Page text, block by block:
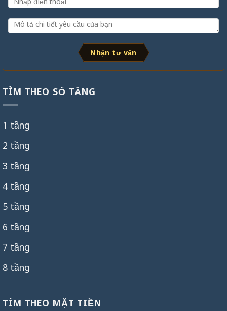
Nhận tư vấn
TÌM THEO SỐ TẦNG
1 tầng
2 tầng
3 tầng
4 tầng
5 tầng
6 tầng
7 tầng
8 tầng
TÌM THEO MẶT TIỀN